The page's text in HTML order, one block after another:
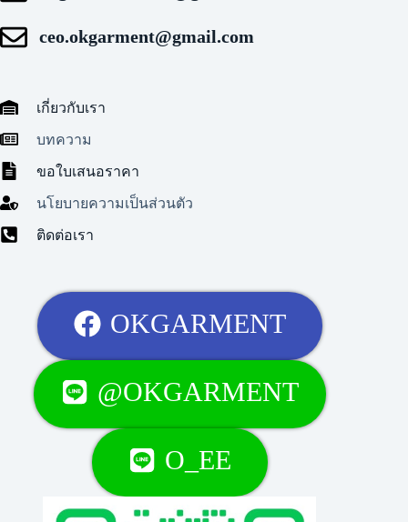
ceo.okgarment@gmail.com
เกี่ยวกับเรา
บทความ
ขอใบเสนอราคา
นโยบายความเป็นส่วนตัว
ติดต่อเรา
OKGARMENT
@OKGARMENT
O_EE